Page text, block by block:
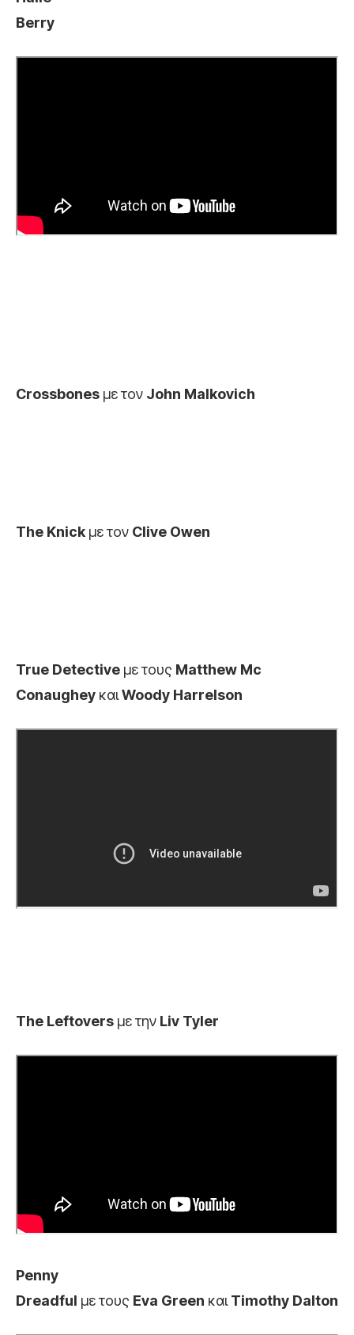
Berry
Crossbones μετον John Malkovich
The Knick μετον Clive Owen
True Detective με τους Matthew Mc
Conaughey καιWoody Harrelson
The Leftovers μετην Liv Tyler
Penny
Dreadful με τους Eva Green καιTimothy Dalton